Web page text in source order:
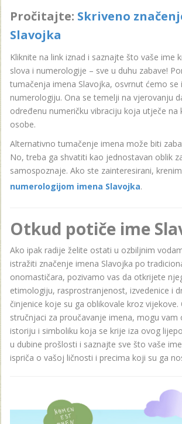
Pročitajte: Skriveno
Slavojka
Kliknite na link iznad i saznajte što vaše ime
slova i numerologije – sve u duhu zabave!
tumačenja imena Slavojka, osvrnut ćemo se
numerologiju. Ona se temelji na vjerovanju
određenu numeričku vibraciju koja utječe na
osobe.
Alternativno tumačenje imena može biti
No, treba ga shvatiti kao jednostavan oblik
samospoznaje. Ako ste zainteresirani,
numerologijom imena Slavojka.
Otkud potiče ime
Ako ipak radije želite ostati u ozbiljnim
istražiti značenje imena Slavojka po
onomastičara, pozivamo vas da otkrijete
etimologiju, rasprostranjenost, izvedenice i
činjenice koje su ga oblikovale kroz vijekove.
stručnjaci za proučavanje imena, mogu vam
istoriju i simboliku koja se krije iza ovog
u dubine prošlosti i saznajte sve što vaše
ispriča o vašoj ličnosti i precima koji su ga